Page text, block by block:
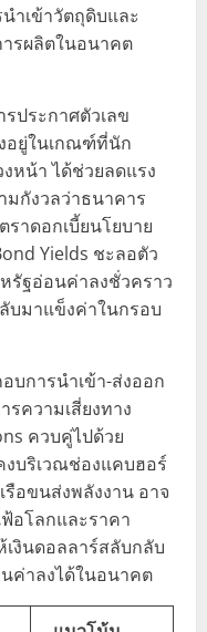
ำเข้าวัตถุดิบและ
รผลิตในอนาคต
ประกาศตัวเลข
อยู่ในเกณฑ์ที่นัก
หน้า ได้ช่วยลดแรง
กังวลว่าธนาคาร
ราดอกเบี้ยนโยบาย
Yields ชะลอตัว
รัฐอ่อนค่าลงชั่วคราว
บมาแข็งค่าในกรอบ
บการนำเข้า-ส่งออก
รความเสี่ยงทาง
ควบคู่ไปด้วย
บริเวณช่องแคบฮอร์
อขนส่งพลังงาน อาจ
ฟ้อโลกและราคา
งินดอลลาร์สลับกลับ
ค่าลงได้ในอนาคต